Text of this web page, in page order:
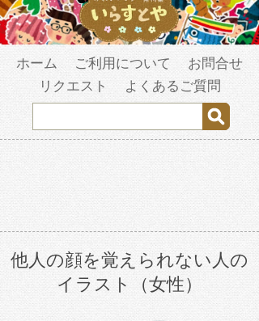
ホーム ご利用について
お問合せ
リクエスト
よくあるご質問
他人の顔を覚えられない人の
イラスト（女性）